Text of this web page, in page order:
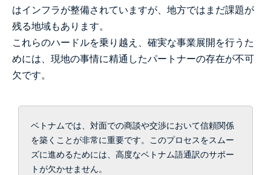
はインフラが整備されていますが、地方ではまだ課題が
残る地域もあります。
これらのハードルを乗り越え、確実な事業展開を行うた
めには、現地の事情に精通したパートナーの存在が不可
欠です。
ベトナムでは、対面での商談や交渉において信頼関係
を築くことが非常に重要です。このプロセスをスムー
ズに進めるためには、高度なベトナム語通訳のサポー
トが欠かせません。